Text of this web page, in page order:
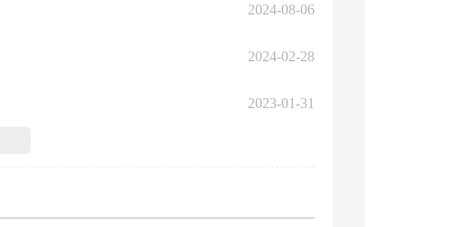
2024-08-06
2024-02-28
2023-01-31